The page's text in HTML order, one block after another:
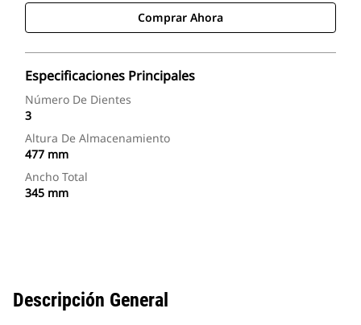
Comprar Ahora
Especificaciones Principales
Número De Dientes
3
Altura De Almacenamiento
477 mm
Ancho Total
345 mm
Descripción General